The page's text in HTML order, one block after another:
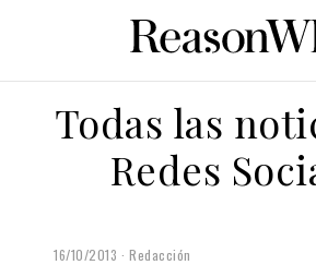
Todas las
Redes
16/10/2013 Redacción